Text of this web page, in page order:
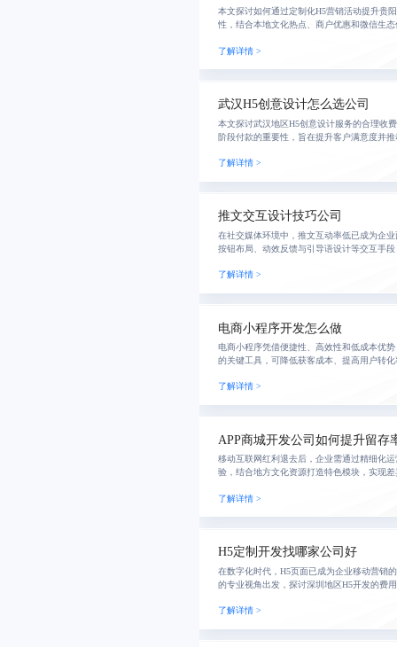
本文探讨如何通过定制化H5营销活动提升贵
性，结合本地文化热点、商户优惠和微信生
了解详情 >
武汉H5创意设计怎么选公司
本文探讨武汉地区H5创意设计服务的合理收
阶段付款的重要性，旨在提升客户满意度并
了解详情 >
推文交互设计技巧公司
在社交媒体环境中，推文互动率低已成为企
按钮布局、动效反馈与引导语设计等交互手
实现高效
了解详情 >
电商小程序开发怎么做
电商小程序凭借便捷性、高效性和低成本优
的关键工具，可降低获客成本、提高用户转
了解详情 >
APP商城开发公司如何提升留存
移动互联网红利退去后，企业需通过精细化
验，结合地方文化资源打造特色模块，实现
了解详情 >
H5定制开发找哪家公司好
在数字化时代，H5页面已成为企业移动营销
的专业视角出发，探讨深圳地区H5开发的费
了解详情 >